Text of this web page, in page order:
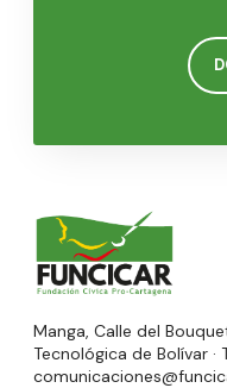
Manga, Calle del
Tecnológica de Bolívar ·